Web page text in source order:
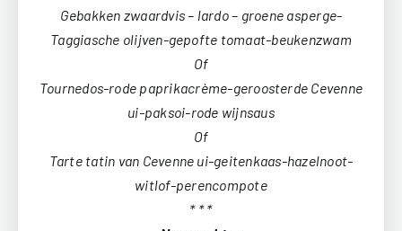
Gebakken zwaardvis – lardo – groene asperge-
Taggiasche olijven-gepofte tomaat-beukenzwam
Of
Tournedos-rode paprikacrème-geroosterde Cevenne
ui-paksoi-rode wijnsaus
Of
Tarte tatin van Cevenne ui-geitenkaas-hazelnoot-
witlof-perencompote
* * *